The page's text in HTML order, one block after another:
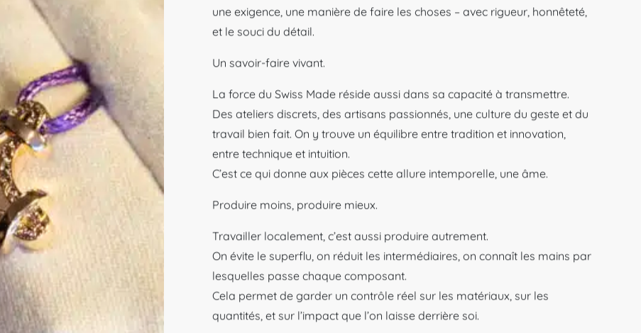
une exigence, une manière de faire les choses – avec rigueur, honnêteté,
et le souci du détail.
Un savoir-faire vivant.
La force du Swiss Made réside aussi dans sa capacité à transmettre.
Des ateliers discrets, des artisans passionnés, une culture du geste et du
travail bien fait. On y trouve un équilibre entre tradition et innovation,
entre technique et intuition.
C’est ce qui donne aux pièces cette allure intemporelle, une âme.
Produire moins, produire mieux.
Travailler localement, c’est aussi produire autrement.
On évite le superflu, on réduit les intermédiaires, on connaît les mains par
lesquelles passe chaque composant.
Cela permet de garder un contrôle réel sur les matériaux, sur les
quantités, et sur l’impact que l’on laisse derrière soi.